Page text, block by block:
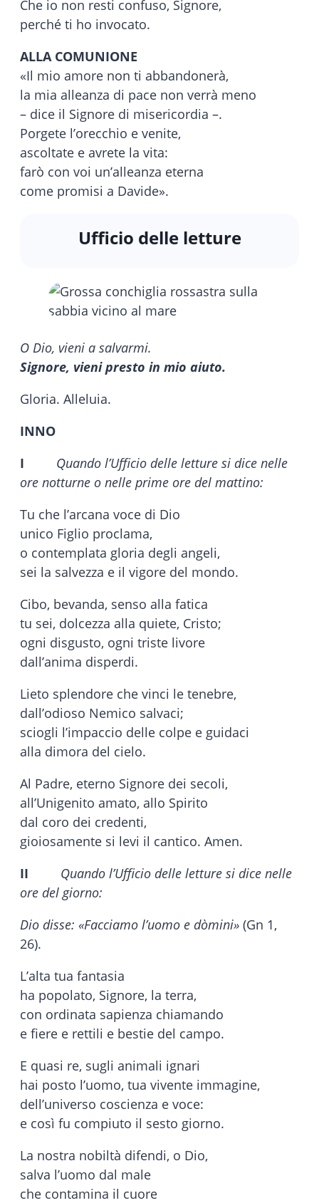
Che io non resti confuso, Signore,
perché ti ho invocato.
ALLA COMUNIONE
«Il mio amore non ti abbandonerà,
la mia alleanza di pace non verrà meno
– dice il Signore di misericordia –.
Porgete l’orecchio e venite,
ascoltate e avrete la vita:
farò con voi un’alleanza eterna
come promisi a Davide».
Ufficio delle letture
O Dio, vieni a salvarmi.
Signore, vieni presto in mio aiuto.
Gloria. Alleluia.
INNO
I
Quando l’Ufficio delle letture si dice nelle
ore notturne o nelle prime ore del mattino:
Tu che l’arcana voce di Dio
unico Figlio proclama,
o contemplata gloria degli angeli,
sei la salvezza e il vigore del mondo.
Cibo, bevanda, senso alla fatica
tu sei, dolcezza alla quiete, Cristo;
ogni disgusto, ogni triste livore
dall’anima disperdi.
Lieto splendore che vinci le tenebre,
dall’odioso Nemico salvaci;
sciogli l’impaccio delle colpe e guidaci
alla dimora del cielo.
Al Padre, eterno Signore dei secoli,
all’Unigenito amato, allo Spirito
dal coro dei credenti,
gioiosamente si levi il cantico. Amen.
II
Quando l’Ufficio delle letture si dice nelle
ore del giorno:
Dio disse: «Facciamo l’uomo e dòmini» (Gn 1,
26).
L’alta tua fantasia
ha popolato, Signore, la terra,
con ordinata sapienza chiamando
e fiere e rettili e bestie del campo.
E quasi re, sugli animali ignari
hai posto l’uomo, tua vivente immagine,
dell’universo coscienza e voce:
e così fu compiuto il sesto giorno.
La nostra nobiltà difendi, o Dio,
salva l’uomo dal male
che contamina il cuore